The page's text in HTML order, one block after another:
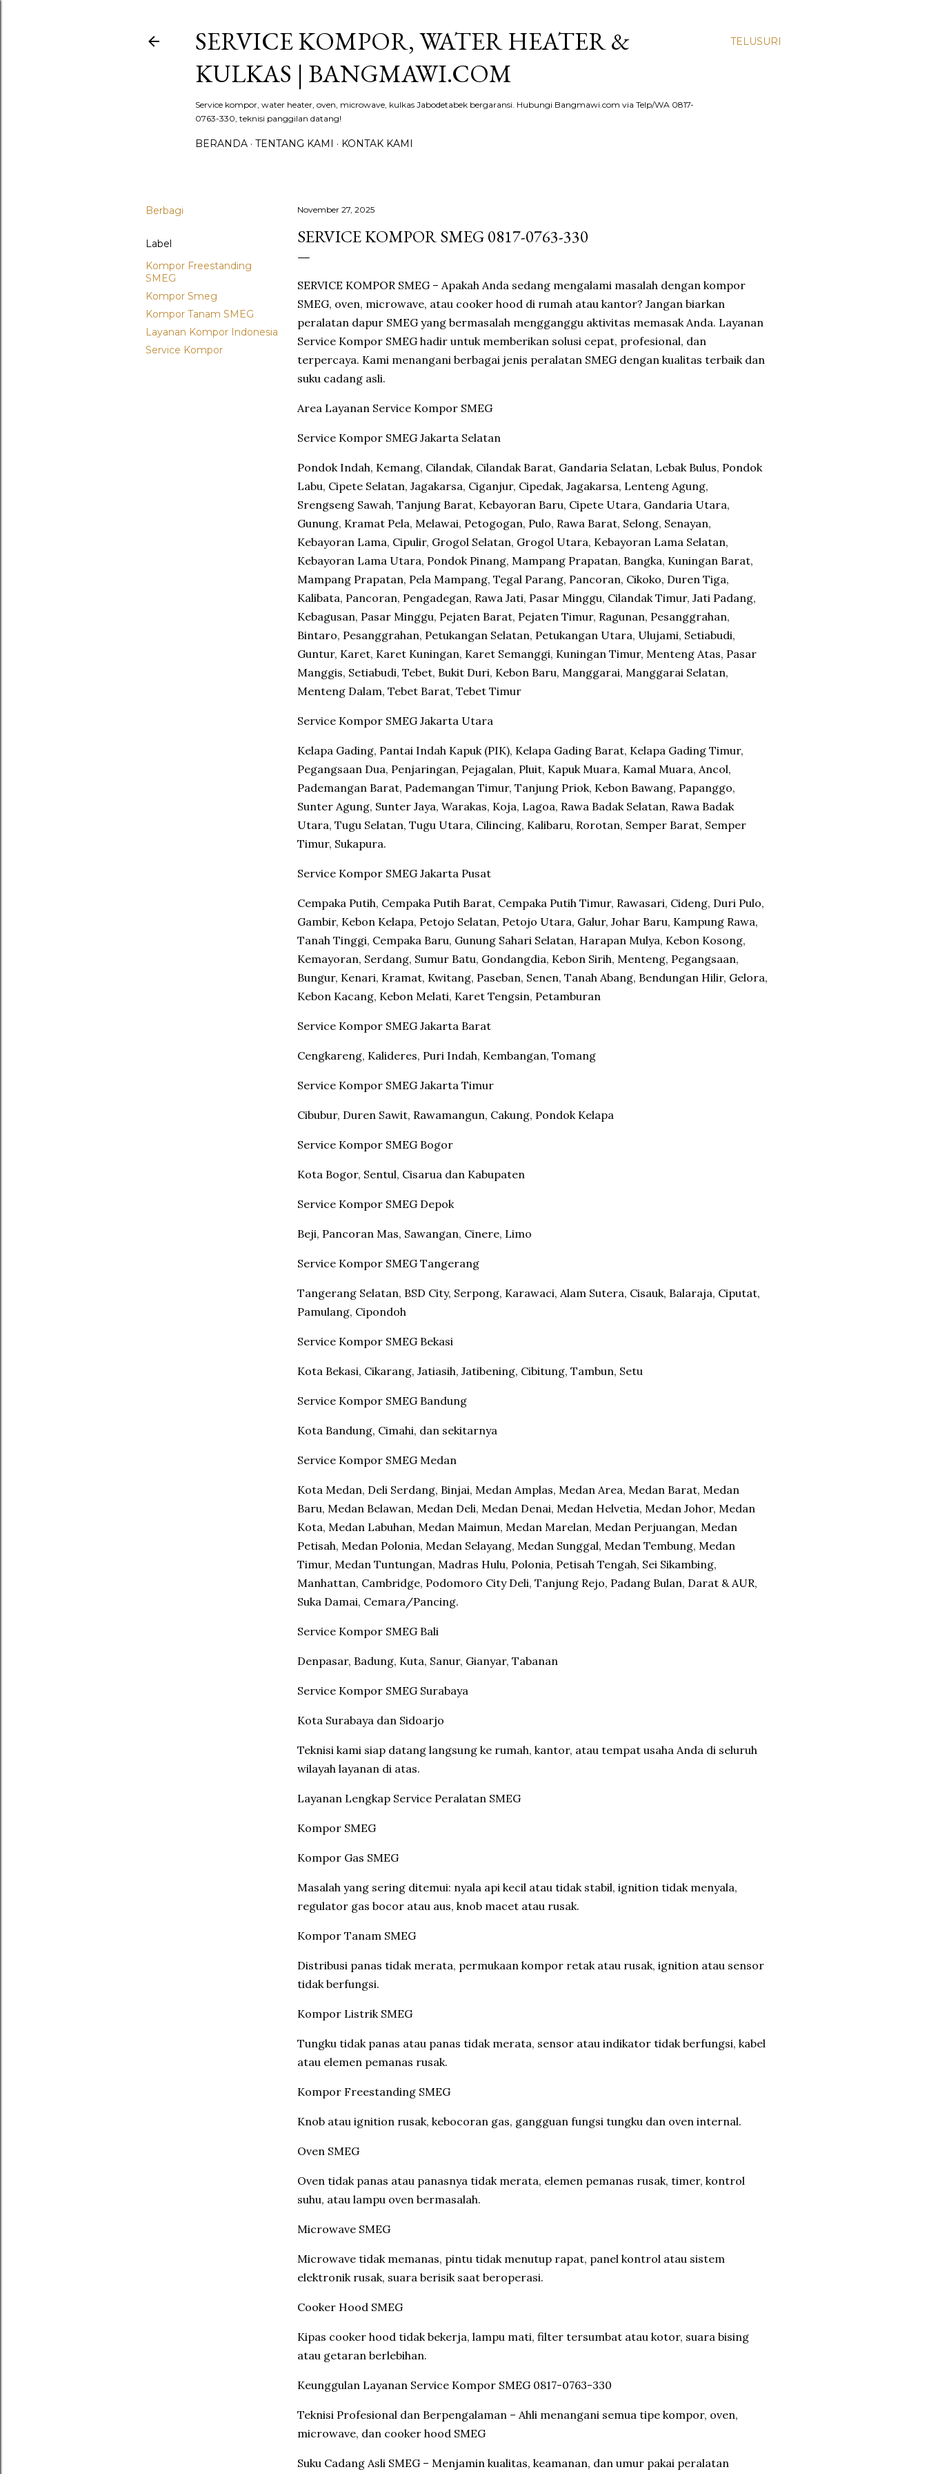
TELUSURI
SERVICE KOMPOR, WATER HEATER &
KULKAS | BANGMAWI.COM
Service kompor, water heater, oven, microwave, kulkas Jabodetabek bergaransi. Hubungi Bangmawi.com via Telp/WA 0817-
0763-330, teknisi panggilan datang!
BERANDA TENTANG KAMI KONTAK KAMI
Berbagi
Label
Kompor Freestanding
SMEG
Kompor Smeg
Kompor Tanam SMEG
Layanan Kompor Indonesia
Service Kompor
November 27, 2025
SERVICE KOMPOR SMEG 0817-0763-330
SERVICE KOMPOR SMEG – Apakah Anda sedang mengalami masalah dengan kompor
SMEG, oven, microwave, atau cooker hood di rumah atau kantor? Jangan biarkan
peralatan dapur SMEG yang bermasalah mengganggu aktivitas memasak Anda. Layanan
Service Kompor SMEG hadir untuk memberikan solusi cepat, profesional, dan
terpercaya. Kami menangani berbagai jenis peralatan SMEG dengan kualitas terbaik dan
suku cadang asli.
Area Layanan Service Kompor SMEG
Service Kompor SMEG Jakarta Selatan
Pondok Indah, Kemang, Cilandak, Cilandak Barat, Gandaria Selatan, Lebak Bulus, Pondok
Labu, Cipete Selatan, Jagakarsa, Ciganjur, Cipedak, Jagakarsa, Lenteng Agung,
Srengseng Sawah, Tanjung Barat, Kebayoran Baru, Cipete Utara, Gandaria Utara,
Gunung, Kramat Pela, Melawai, Petogogan, Pulo, Rawa Barat, Selong, Senayan,
Kebayoran Lama, Cipulir, Grogol Selatan, Grogol Utara, Kebayoran Lama Selatan,
Kebayoran Lama Utara, Pondok Pinang, Mampang Prapatan, Bangka, Kuningan Barat,
Mampang Prapatan, Pela Mampang, Tegal Parang, Pancoran, Cikoko, Duren Tiga,
Kalibata, Pancoran, Pengadegan, Rawa Jati, Pasar Minggu, Cilandak Timur, Jati Padang,
Kebagusan, Pasar Minggu, Pejaten Barat, Pejaten Timur, Ragunan, Pesanggrahan,
Bintaro, Pesanggrahan, Petukangan Selatan, Petukangan Utara, Ulujami, Setiabudi,
Guntur, Karet, Karet Kuningan, Karet Semanggi, Kuningan Timur, Menteng Atas, Pasar
Manggis, Setiabudi, Tebet, Bukit Duri, Kebon Baru, Manggarai, Manggarai Selatan,
Menteng Dalam, Tebet Barat, Tebet Timur
Service Kompor SMEG Jakarta Utara
Kelapa Gading, Pantai Indah Kapuk (PIK), Kelapa Gading Barat, Kelapa Gading Timur,
Pegangsaan Dua, Penjaringan, Pejagalan, Pluit, Kapuk Muara, Kamal Muara, Ancol,
Pademangan Barat, Pademangan Timur, Tanjung Priok, Kebon Bawang, Papanggo,
Sunter Agung, Sunter Jaya, Warakas, Koja, Lagoa, Rawa Badak Selatan, Rawa Badak
Utara, Tugu Selatan, Tugu Utara, Cilincing, Kalibaru, Rorotan, Semper Barat, Semper
Timur, Sukapura.
Service Kompor SMEG Jakarta Pusat
Cempaka Putih, Cempaka Putih Barat, Cempaka Putih Timur, Rawasari, Cideng, Duri Pulo,
Gambir, Kebon Kelapa, Petojo Selatan, Petojo Utara, Galur, Johar Baru, Kampung Rawa,
Tanah Tinggi, Cempaka Baru, Gunung Sahari Selatan, Harapan Mulya, Kebon Kosong,
Kemayoran, Serdang, Sumur Batu, Gondangdia, Kebon Sirih, Menteng, Pegangsaan,
Bungur, Kenari, Kramat, Kwitang, Paseban, Senen, Tanah Abang, Bendungan Hilir, Gelora,
Kebon Kacang, Kebon Melati, Karet Tengsin, Petamburan
Service Kompor SMEG Jakarta Barat
Cengkareng, Kalideres, Puri Indah, Kembangan, Tomang
Service Kompor SMEG Jakarta Timur
Cibubur, Duren Sawit, Rawamangun, Cakung, Pondok Kelapa
Service Kompor SMEG Bogor
Kota Bogor, Sentul, Cisarua dan Kabupaten
Service Kompor SMEG Depok
Beji, Pancoran Mas, Sawangan, Cinere, Limo
Service Kompor SMEG Tangerang
Tangerang Selatan, BSD City, Serpong, Karawaci, Alam Sutera, Cisauk, Balaraja, Ciputat,
Pamulang, Cipondoh
Service Kompor SMEG Bekasi
Kota Bekasi, Cikarang, Jatiasih, Jatibening, Cibitung, Tambun, Setu
Service Kompor SMEG Bandung
Kota Bandung, Cimahi, dan sekitarnya
Service Kompor SMEG Medan
Kota Medan, Deli Serdang, Binjai, Medan Amplas, Medan Area, Medan Barat, Medan
Baru, Medan Belawan, Medan Deli, Medan Denai, Medan Helvetia, Medan Johor, Medan
Kota, Medan Labuhan, Medan Maimun, Medan Marelan, Medan Perjuangan, Medan
Petisah, Medan Polonia, Medan Selayang, Medan Sunggal, Medan Tembung, Medan
Timur, Medan Tuntungan, Madras Hulu, Polonia, Petisah Tengah, Sei Sikambing,
Manhattan, Cambridge, Podomoro City Deli, Tanjung Rejo, Padang Bulan, Darat & AUR,
Suka Damai, Cemara/Pancing.
Service Kompor SMEG Bali
Denpasar, Badung, Kuta, Sanur, Gianyar, Tabanan
Service Kompor SMEG Surabaya
Kota Surabaya dan Sidoarjo
Teknisi kami siap datang langsung ke rumah, kantor, atau tempat usaha Anda di seluruh
wilayah layanan di atas.
Layanan Lengkap Service Peralatan SMEG
Kompor SMEG
Kompor Gas SMEG
Masalah yang sering ditemui: nyala api kecil atau tidak stabil, ignition tidak menyala,
regulator gas bocor atau aus, knob macet atau rusak.
Kompor Tanam SMEG
Distribusi panas tidak merata, permukaan kompor retak atau rusak, ignition atau sensor
tidak berfungsi.
Kompor Listrik SMEG
Tungku tidak panas atau panas tidak merata, sensor atau indikator tidak berfungsi, kabel
atau elemen pemanas rusak.
Kompor Freestanding SMEG
Knob atau ignition rusak, kebocoran gas, gangguan fungsi tungku dan oven internal.
Oven SMEG
Oven tidak panas atau panasnya tidak merata, elemen pemanas rusak, timer, kontrol
suhu, atau lampu oven bermasalah.
Microwave SMEG
Microwave tidak memanas, pintu tidak menutup rapat, panel kontrol atau sistem
elektronik rusak, suara berisik saat beroperasi.
Cooker Hood SMEG
Kipas cooker hood tidak bekerja, lampu mati, filter tersumbat atau kotor, suara bising
atau getaran berlebihan.
Keunggulan Layanan Service Kompor SMEG 0817-0763-330
Teknisi Profesional dan Berpengalaman – Ahli menangani semua tipe kompor, oven,
microwave, dan cooker hood SMEG
Suku Cadang Asli SMEG – Menjamin kualitas, keamanan, dan umur pakai peralatan